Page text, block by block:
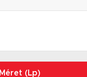
Méret (Lp)